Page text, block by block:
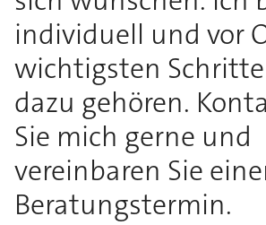
individuell und vor
wichtigsten
dazu gehören.
Sie mich gerne und
vereinbaren Sie
Beratungstermin.